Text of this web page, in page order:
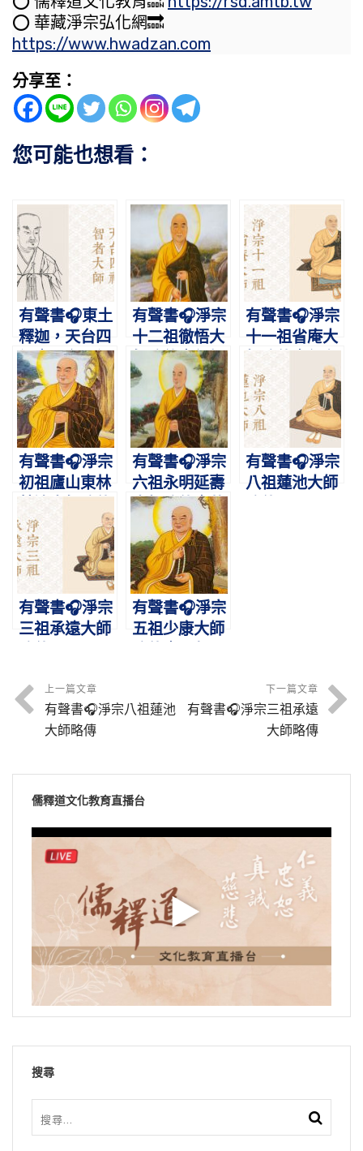
⭕️ 華藏淨宗弘化網🔜
https://www.hwadzan.com
分享至：
您可能也想看：
有聲書🎧東土
釋迦，天台四
祖｜天台四祖
智者大師圓寂
紀念日
有聲書🎧淨宗
十二祖徹悟大
師略傳｜紅螺
典範，攝禪教
而歸淨土
有聲書🎧淨宗
十一祖省庵大
梵網，志在西
方
有聲書🎧淨宗
初祖廬山東林
｜肇啟蓮宗，
暢佛本懷
有聲書🎧淨宗
六祖永明延壽
大師略傳｜萬
善莊嚴淨土
有聲書🎧淨宗
八祖蓮池大師
有聲書🎧淨宗
三祖承遠大師
有聲書🎧淨宗
五祖少康大師
佛，善導光明
上一篇文章
有聲書🎧淨宗八祖蓮池
大師略傳
下一篇文章
有聲書🎧淨宗三祖承遠
大師略傳
儒釋道文化教育直播台
搜尋